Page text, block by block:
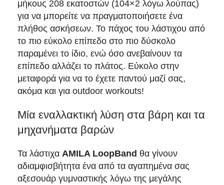
μήκους 208 εκατοστών (104×2 λόγω λούπας)
για να μπορείτε να πραγματοποιήσετε ένα
πλήθος ασκήσεων. Το πάχος του λάστιχου από
το πιο εύκολο επίπεδο στο πιο δύσκολο
παραμένει το ίδιο, ενώ όσο ανεβαίνουν τα
επίπεδο αλλάζει το πλάτος. Εύκολο στην
μεταφορά για να το έχετε παντού μαζί σας,
ακόμα και για outdoor workouts!
Μία εναλλακτική λύση στα βάρη και τα
μηχανήματα βαρών
Τα λάστιχα AMILA LoopBand θα γίνουν
αδιαμφισβήτητα ένα από τα αγαπημένα σας
αξεσουάρ γυμναστικής λόγω της μεγάλης